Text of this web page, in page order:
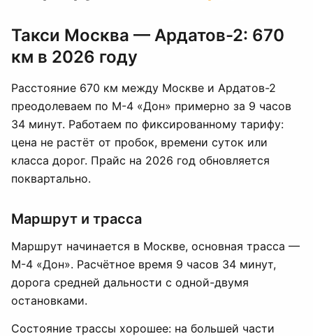
Такси Москва — Ардатов-2: 670
км в 2026 году
Расстояние 670 км между Москве и Ардатов-2
преодолеваем по М-4 «Дон» примерно за 9 часов
34 минут. Работаем по фиксированному тарифу:
цена не растёт от пробок, времени суток или
класса дорог. Прайс на 2026 год обновляется
поквартально.
Маршрут и трасса
Маршрут начинается в Москве, основная трасса —
М-4 «Дон». Расчётное время 9 часов 34 минут,
дорога средней дальности с одной-двумя
остановками.
Состояние трассы хорошее: на большей части